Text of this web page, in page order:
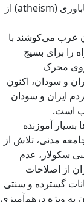
سکولاریسم و تحریف سکولاریسم به عنوان خداناباوری (atheism) از
عرب می‌کوشند با
را برای بسیج
محرک
و سودان، اکنون
ایران و سودان
است.
آموزنده
مدنی، تلاش از
سکولار، عدم
از اصلاحات
گسترده و سنتی
به ویژه درهم‌آمیزی